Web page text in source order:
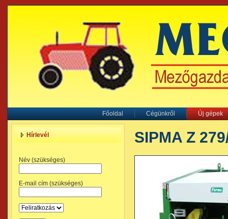
Főoldal Cégünkről Új gépek
Hírlevél
Név (szükséges)
E-mail cím (szükséges)
SIPMA Z